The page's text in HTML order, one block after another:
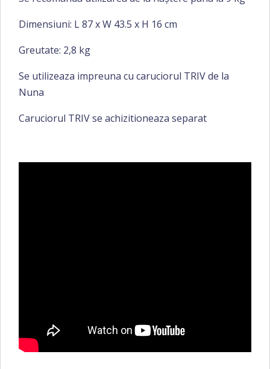
Dimensiuni: L 87 x W 43.5 x H 16 cm
Greutate: 2,8 kg
Se utilizeaza impreuna cu caruciorul TRIV de la
Nuna
Caruciorul TRIV se achizitioneaza separat